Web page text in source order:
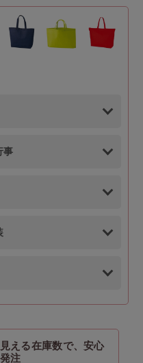
事
見える在庫数で、安心
発注